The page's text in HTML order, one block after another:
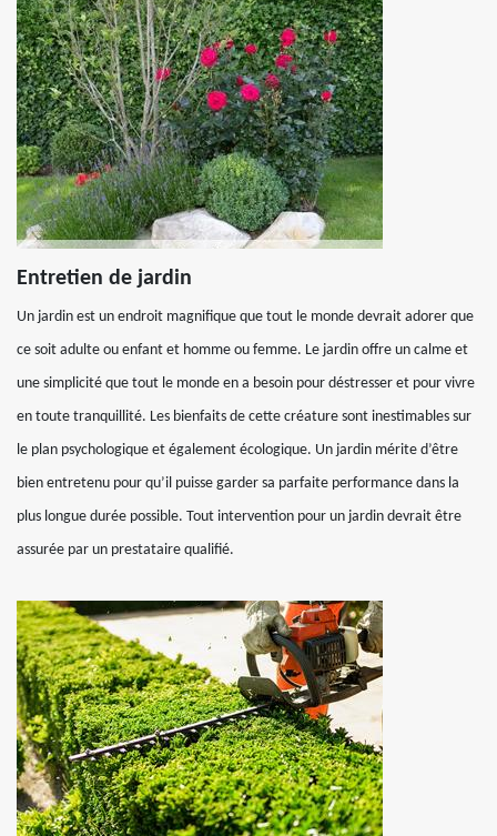
Entretien de jardin
Un jardin est un endroit magnifique que tout le monde devrait adorer que
ce soit adulte ou enfant et homme ou femme. Le jardin offre un calme et
une simplicité que tout le monde en a besoin pour déstresser et pour vivre
en toute tranquillité. Les bienfaits de cette créature sont inestimables sur
le plan psychologique et également écologique. Un jardin mérite d’être
bien entretenu pour qu’il puisse garder sa parfaite performance dans la
plus longue durée possible. Tout intervention pour un jardin devrait être
assurée par un prestataire qualifié.